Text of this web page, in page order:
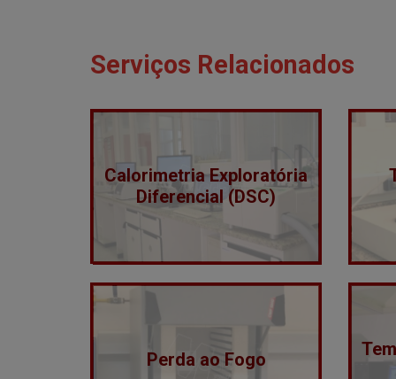
Serviços Relacionados
Calorimetria Exploratória
Diferencial (DSC)
Perda ao Fogo